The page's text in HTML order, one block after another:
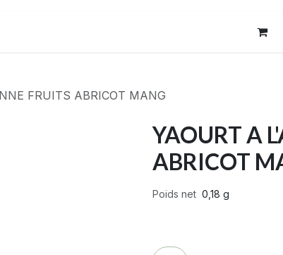
FRUITS ABRICOT MANG
YAOURT A
ABRICOT
Poids net 0,18 g